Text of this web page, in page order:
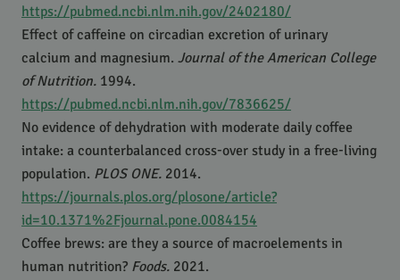
https://pubmed.ncbi.nlm.nih.gov/2402180/
Effect of caffeine on circadian excretion of urinary
calcium and magnesium. Journal of the American College
of Nutrition. 1994.
https://pubmed.ncbi.nlm.nih.gov/7836625/
No evidence of dehydration with moderate daily coffee
intake: a counterbalanced cross-over study in a free-living
population. PLOS ONE. 2014.
https://journals.plos.org/plosone/article?
id=10.1371%2Fjournal.pone.0084154
Coffee brews: are they a source of macroelements in
human nutrition? Foods. 2021.